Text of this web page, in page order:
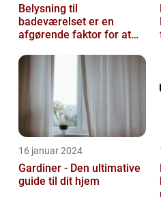
Belysning til
badeværelset er en
afgørende faktor for at
funktionalitet i rummet...
16 januar 2024
Gardiner - Den ultimative
guide til dit hjem